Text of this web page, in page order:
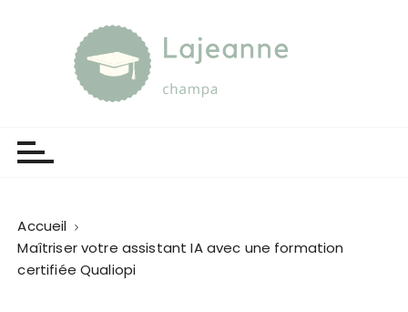
Accueil
Maîtriser votre assistant IA avec une formation
certifiée Qualiopi